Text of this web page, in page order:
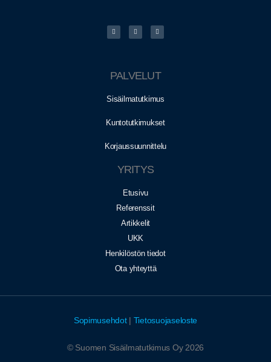
PALVELUT
Sisäilmatutkimus
Kuntotutkimukset
Korjaussuunnittelu
YRITYS
Etusivu
Referenssit
Artikkelit
UKK
Henkilöstön tiedot
Ota yhteyttä
Sopimusehdot| Tietosuojaseloste
© Suomen Sisäilmatutkimus Oy 2026